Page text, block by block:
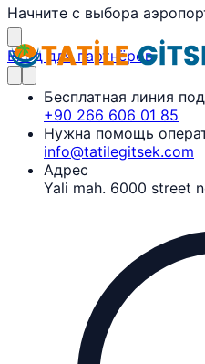
Вход для партнёров
Начните с выбора
Бесплатная линия
+90 266 606 01 85
Нужна помощь
info@tatilegitsek.com
Адрес
Yali mah. 6000 street